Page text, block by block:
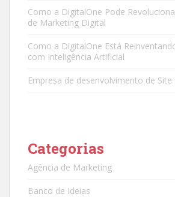
Como a DigitalOne Pode
de Marketing Digital
Como a DigitalOne Está
com Inteligência Artificial
Empresa de desenvolvimento de
Categorias
Agência de Marketing
Banco de Ideias